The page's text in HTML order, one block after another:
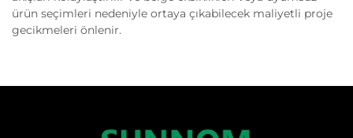
ürün seçimleri nedeniyle ortaya çıkabilecek maliyetli proje
gecikmeleri önlenir.